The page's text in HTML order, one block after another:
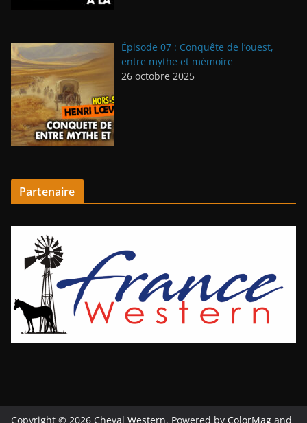
Épisode 07 : Conquête de l’ouest,
entre mythe et mémoire
26 octobre 2025
Partenaire
Copyright © 2026 Cheval Western. Powered by ColorMag and